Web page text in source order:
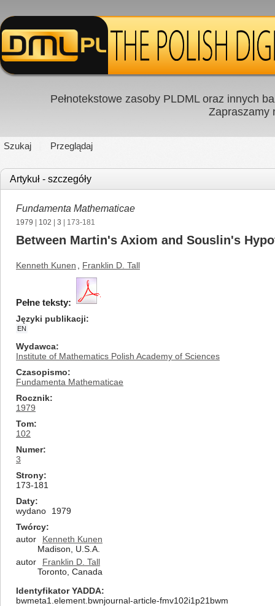
Pełnotekstowe zasoby PLDML oraz innych
Zapraszamy
Szukaj Przeglądaj
Artykuł - szczegóły
Fundamenta Mathematicae
1979 102 3 | 173-181
Between Martin's Axiom and Souslin's
Kenneth Kunen Franklin D. Tall
Pełne teksty:
Języki publikacji
EN
Wydawca
Institute of Mathematics Polish Academy of Sciences
Czasopismo
Fundamenta Mathematicae
Rocznik
1979
Tom
102
Numer
3
Strony
173-181
Daty
wydano
1979
Twórcy
autor
Kenneth Kunen
Madison, U.S.A.
autor
Franklin D. Tall
Toronto, Canada
Identyfikator YADDA
bwmeta1.element.bwnjournal-article-fmv102i1p21bwm